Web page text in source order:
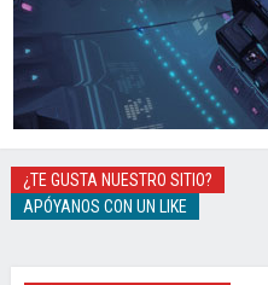
¿TE GUSTA NUESTRO SITIO?
APÓYANOS CON UN LIKE